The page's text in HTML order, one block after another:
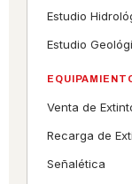
Estudio
Estudio
Venta de
Recarga de
Señalética